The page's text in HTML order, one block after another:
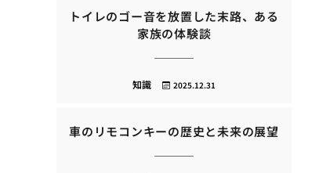
トイレのゴー音を放置した末路、ある
家族の体験談
2025.12.31
知識
車のリモコンキーの歴史と未来の展望